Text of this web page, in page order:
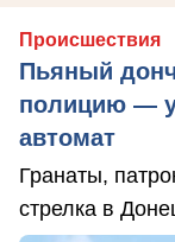
Происшествия
Пьяный
полицию — у
автомат
Гранаты,
стрелка в